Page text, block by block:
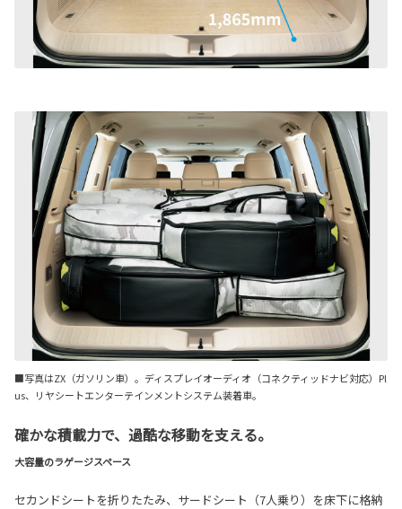
■写真はZX（ガソリン車）。ディスプレイオーディオ（コネクティッドナビ対応）Pl
us、リヤシートエンターテインメントシステム装着車。
確かな積載力で、過酷な移動を支える。
大容量のラゲージスペース
セカンドシートを折りたたみ、サードシート（7人乗り）を床下に格納